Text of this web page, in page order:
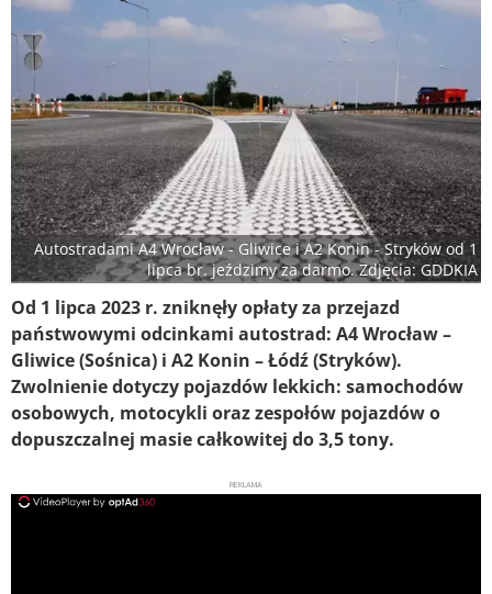
Autostradami A4 Wrocław - Gliwice i A2 Konin - Stryków od 1
lipca br. jeździmy za darmo. Zdjęcia: GDDKIA
Od 1 lipca 2023 r. zniknęły opłaty za przejazd
państwowymi odcinkami autostrad: A4 Wrocław –
Gliwice (Sośnica) i A2 Konin – Łódź (Stryków).
Zwolnienie dotyczy pojazdów lekkich: samochodów
osobowych, motocykli oraz zespołów pojazdów o
dopuszczalnej masie całkowitej do 3,5 tony.
REKLAMA